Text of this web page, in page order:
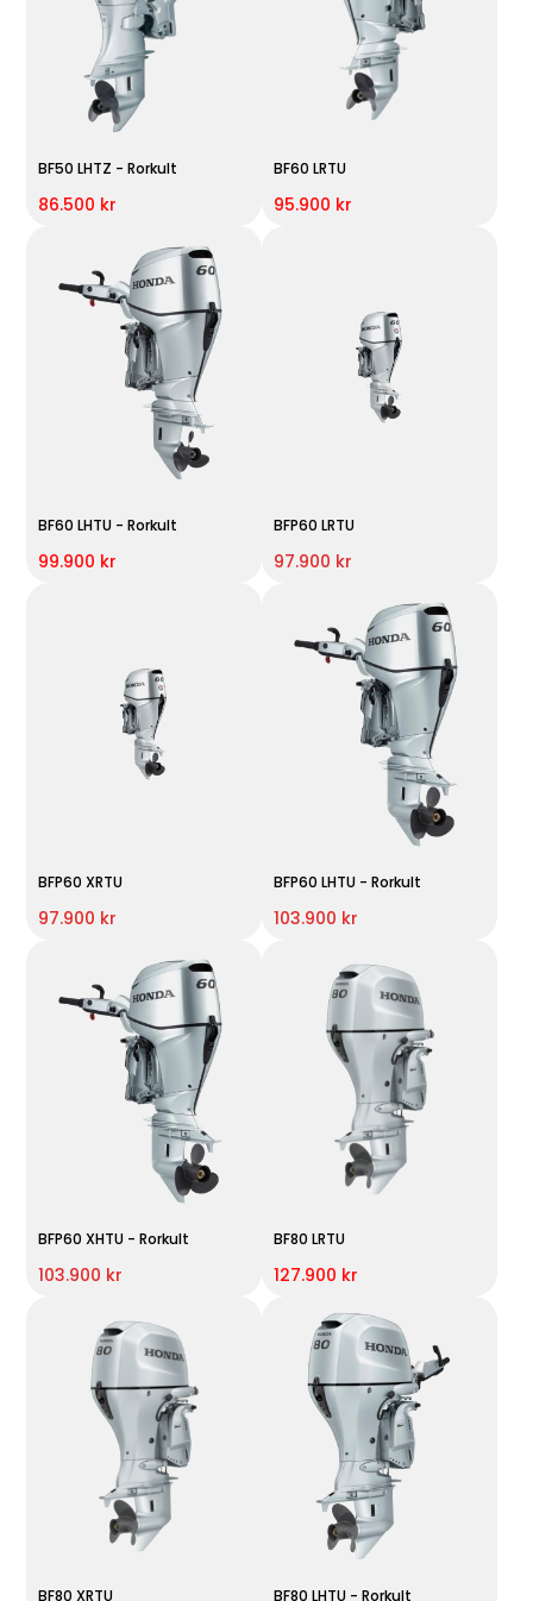
BF50 LHTZ - Rorkult
86.500 kr
BF60 LRTU
95.900 kr
BF60 LHTU - Rorkult
99.900 kr
BFP60 LRTU
97.900 kr
BFP60 XRTU
97.900 kr
BFP60 LHTU - Rorkult
103.900 kr
BFP60 XHTU - Rorkult
103.900 kr
BF80 LRTU
127.900 kr
BF80 XRTU BF80 LHTU - Rorkult